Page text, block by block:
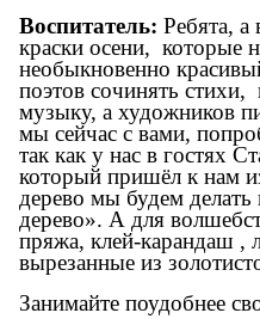
Воспитатель: Ребята, а
краски осени, которые
необыкновенно
поэтов сочинять
музыку, а художников
мы сейчас с вами,
так как у нас в гостях
который пришёл к нам
дерево мы будем
дерево». А для
пряжа, клей-карандаш ,
вырезанные из
Занимайте поудобнее